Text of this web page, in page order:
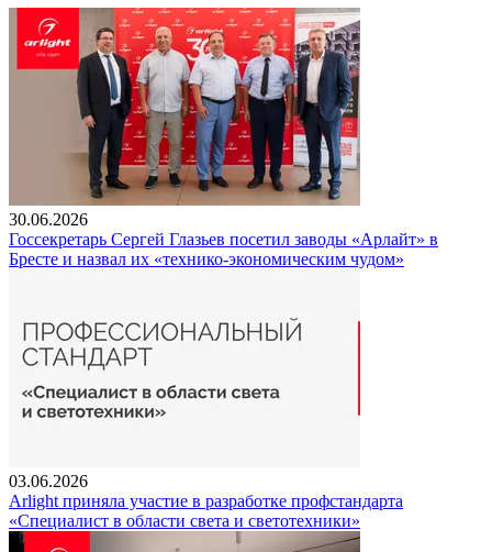
30.06.2026
Госсекретарь Сергей Глазьев посетил заводы «Арлайт» в
Бресте и назвал их «технико-экономическим чудом»
03.06.2026
Arlight приняла участие в разработке профстандарта
«Специалист в области света и светотехники»